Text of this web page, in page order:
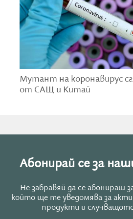
Какво е USAID?
Американската агенция за
международно развитие
агенция на федералното
правителство за
помощ и помощ за
подписва Закона за
прекратяване на крайната
бедност и за да даде
общества да реализират
потенциал“, според
агенцията,
цитиран от
Мутант на коронавирус
от САЩ и Китай
Абонирай се за
Не забравяй да се абонираш
който ще те уведомява за
продукти и